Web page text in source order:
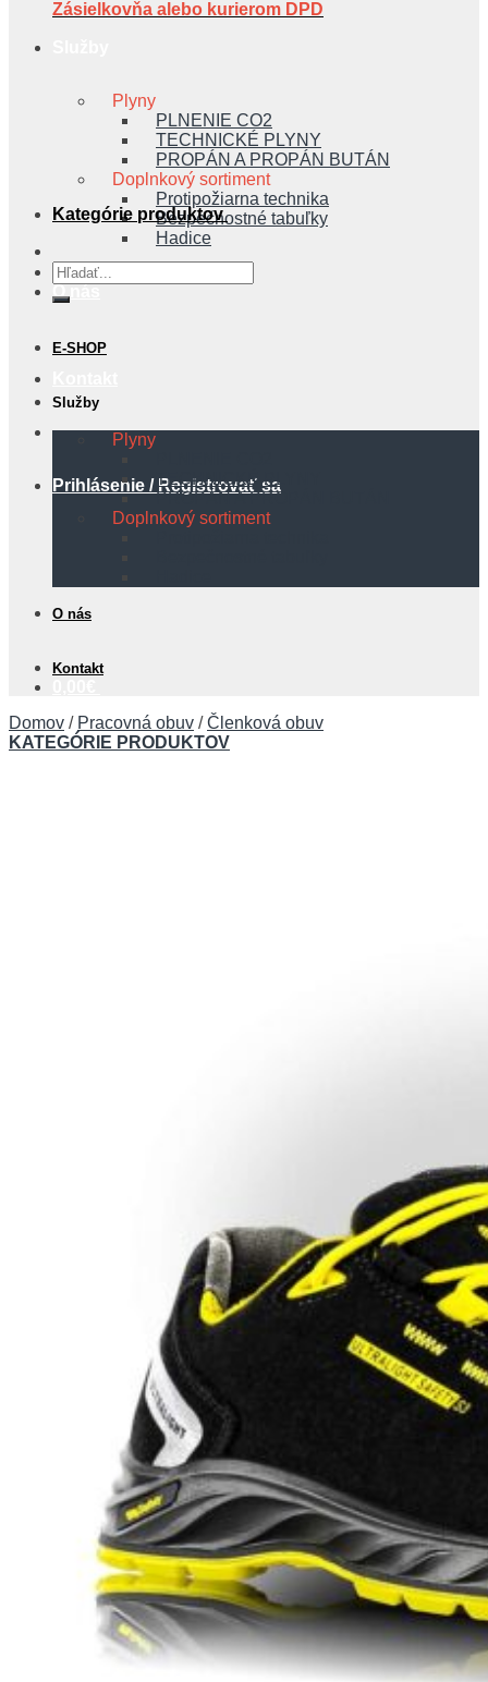
Plyny
PLNENIE CO2
TECHNICKÉ PLYNY
PROPÁN A PROPÁN BUTÁN
Doplnkový sortiment
Protipožiarna technika
Bezpečnostné tabuľky
Hadice
Prihlásenie / Registrovať sa
Zásielkovňa alebo kurierom DPD
Kategórie produktov
Hľadať:
E-SHOP
Služby
Plyny
TECHNICKÉ PLYNY
PROPÁN A PROPÁN BUTÁN
Doplnkový sortiment
O nás
Kontakt
Domov / Pracovná obuv / Členková obuv
KATEGÓRIE PRODUKTOV